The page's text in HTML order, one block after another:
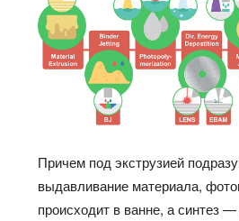
Причем под экструзией
выдавливание материала,
происходит в ванне, а синтез